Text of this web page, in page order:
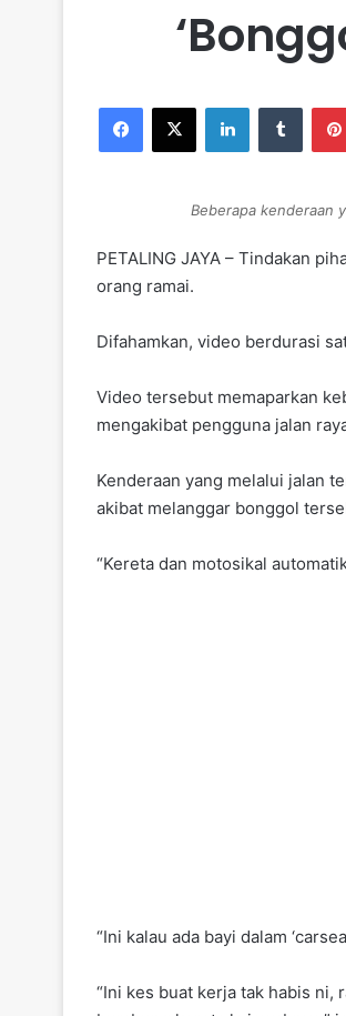
Beberapa kenderaan
PETALING JAYA – Tindakan
orang ramai.
Difahamkan, video berdurasi
Video tersebut memaparkan
mengakibat pengguna jalan
Kenderaan yang melalui jalan
akibat melanggar bonggol
“Kereta dan motosikal
“Ini kalau ada bayi dalam
“Ini kes buat kerja tak habis ni,